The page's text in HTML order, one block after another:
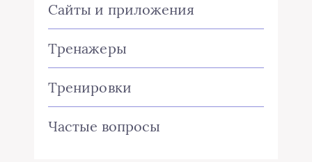
Сайты и приложения
Тренажеры
Тренировки
Частые вопросы